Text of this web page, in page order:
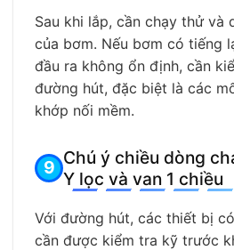
Sau khi lắp, cần chạy thử và
của bơm. Nếu bơm có tiếng
đầu ra không ổn định, cần
đường hút, đặc biệt là các
khớp nối mềm.
Chú ý chiều dòng
Y lọc và van 1 chiều
Với đường hút, các thiết bị
cần được kiểm tra kỹ trước